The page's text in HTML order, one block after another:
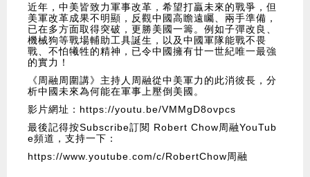
近年，中美皆致力軍事改革，希望打贏未來的戰爭，但
美軍改革成果不明顯，反觀中國高瞻遠矚、兩手準備，
已在多方面取得突破，更勝美國一籌。例如子彈改良、
機械狗等戰場輔助工具誕生，以及中國軍隊能戰不畏
戰、不怕犧牲的精神，已令中國擁有廿一世紀唯一最強
的實力！
《周融周圍講》主持人周融從中美軍力的此消彼長，分
析中國未來為何能在軍事上壓倒美國。
影片網址： https://youtu.be/VMMgD8ovpcs
最後記得按Subscribe訂閱 Robert Chow周融YouTub
e頻道，支持一下：
https://www.youtube.com/c/RobertChow周融